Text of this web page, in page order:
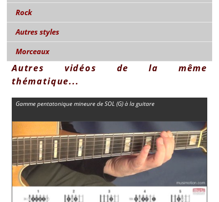
Rock
Autres styles
Morceaux
Autres vidéos de la même
thématique...
Gamme pentatonique mineure de SOL (G) à la guitare